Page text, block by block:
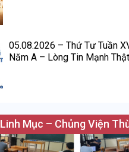
05.08.2026 – Thứ Tư Tuần
Năm A – Lòng Tin Mạnh
Linh Mục – Chủng Viện